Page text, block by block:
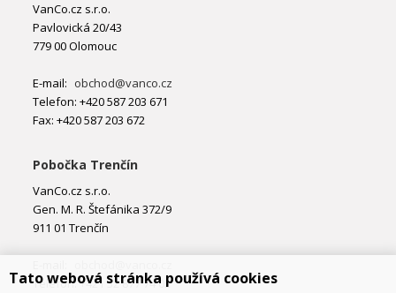
VanCo.cz s.r.o.
Pavlovická 20/43
779 00 Olomouc
E-mail: obchod@vanco.cz
Telefon: +420 587 203 671
Fax: +420 587 203 672
Pobočka Trenčín
VanCo.cz s.r.o.
Gen. M. R. Štefánika 372/9
911 01 Trenčín
Telefon: +421 32 877 74 02
Tato webová stránka používá cookies